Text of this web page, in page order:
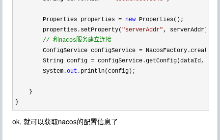
        Properties properties
= new Properties();
        properties.setProperty(
"serverAddr" , serverAddr);
// 和nacos服务建立连接
        ConfigService configService =
        String config
= configService.getConfig(dataId,
        System.
out .println(config);
    }
}
ok, 就可以获取nacos的配置信息了